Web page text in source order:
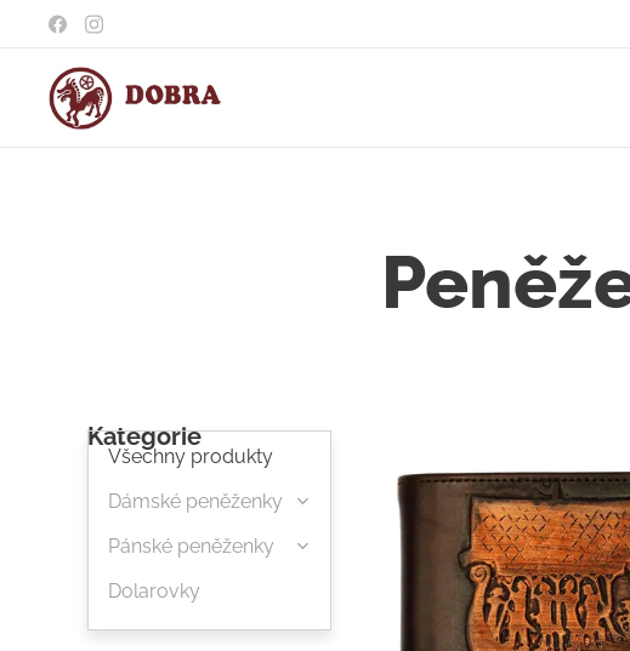
Kategorie
Všechny produkty
Dámské peněženky
Pánské peněženky
Dolarovky